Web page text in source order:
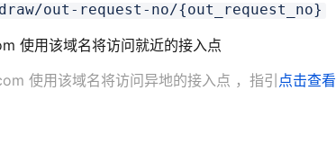
out-request-no/{out_request_no}
使用该域名将访问就近的接入点
用该域名将访问异地的接入点 ，指引 点击查看